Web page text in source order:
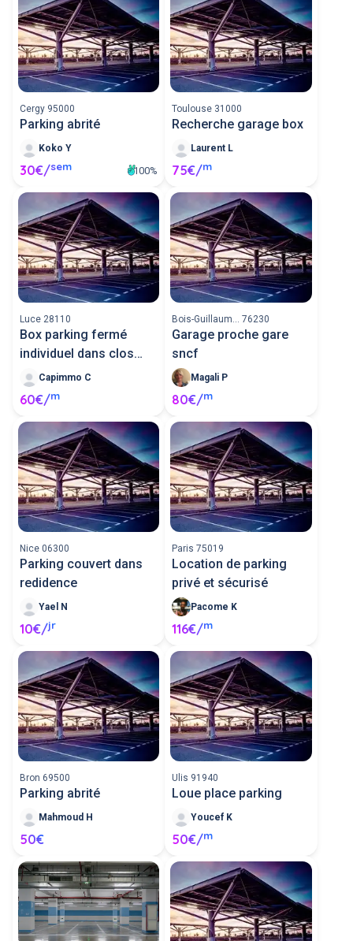
Cergy 95000
Parking abrité
Koko Y
30€/sem 100%
Toulouse 31000
Recherche garage box
Laurent L
75€/m
Luce 28110
Box parking fermé
individuel dans clos
privé.Capimmo C
60€/m
Bois-Guillaum... 76230
Garage proche gare
sncf
Magali P
80€/m
Nice 06300
Parking couvert dans
redidence
Yael N
10€/jr
Paris 75019
Location de parking
privé et sécurisé
Pacome K
116€/m
Bron 69500
Parking abrité
Mahmoud H
50€
Ulis 91940
Loue place parking
Youcef K
50€/m